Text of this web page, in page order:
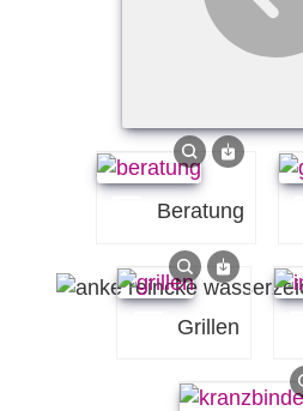
beratung
grillen